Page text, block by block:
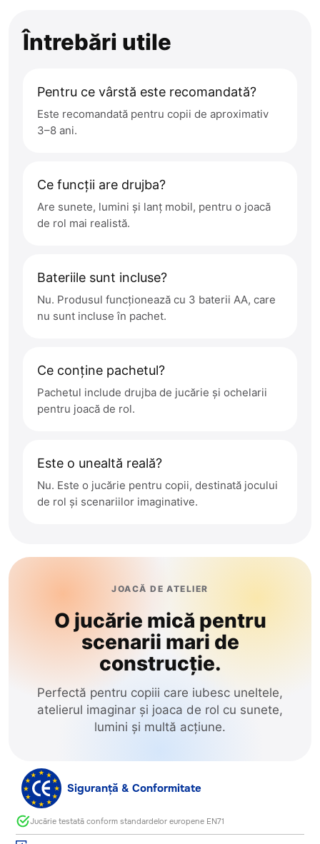
Întrebări utile
Pentru ce vârstă este recomandată?
Este recomandată pentru copii de aproximativ
3–8 ani.
Ce funcții are drujba?
Are sunete, lumini și lanț mobil, pentru o joacă
de rol mai realistă.
Bateriile sunt incluse?
Nu. Produsul funcționează cu 3 baterii AA, care
nu sunt incluse în pachet.
Ce conține pachetul?
Pachetul include drujba de jucărie și ochelarii
pentru joacă de rol.
Este o unealtă reală?
Nu. Este o jucărie pentru copii, destinată jocului
de rol și scenariilor imaginative.
JOACĂ DE ATELIER
O jucărie mică pentru
scenarii mari de
construcție.
Perfectă pentru copiii care iubesc uneltele,
atelierul imaginar și joaca de rol cu sunete,
lumini și multă acțiune.
Siguranță & Conformitate
Jucărie testată conform standardelor europene EN71